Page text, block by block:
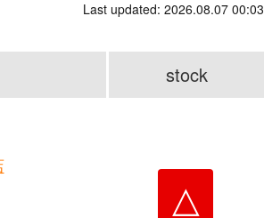
Last updated: 2026.08.07 00:03
stock
△